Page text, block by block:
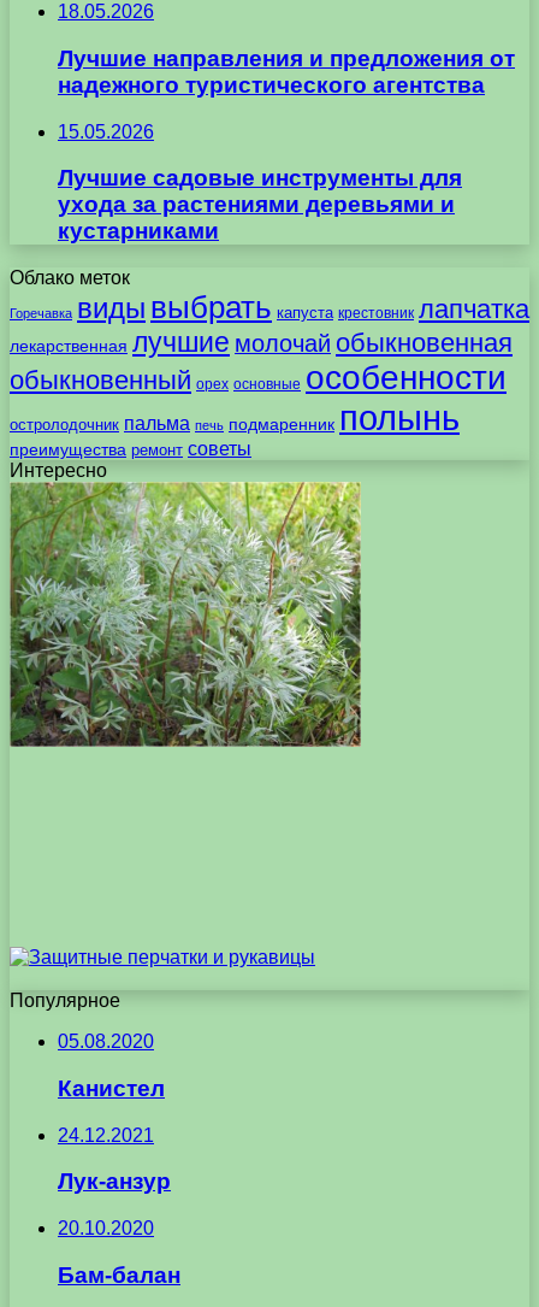
18.05.2026
Лучшие направления и предложения от
надежного туристического агентства
15.05.2026
Лучшие садовые инструменты для
ухода за растениями деревьями и
кустарниками
Облако меток
Горечавка виды выбрать капуста крестовник лапчатка
лекарственная лучшие молочай обыкновенная
обыкновенный орех основные особенности
остролодочник пальма печь подмаренник полынь
преимущества ремонт советы
Интересно
Популярное
05.08.2020
Канистел
24.12.2021
Лук-анзур
20.10.2020
Бам-балан